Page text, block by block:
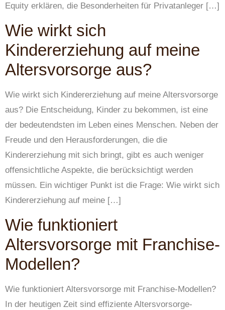
Equity erklären, die Besonderheiten für Privatanleger […]
Wie wirkt sich
Kindererziehung auf meine
Altersvorsorge aus?
Wie wirkt sich Kindererziehung auf meine Altersvorsorge
aus? Die Entscheidung, Kinder zu bekommen, ist eine
der bedeutendsten im Leben eines Menschen. Neben der
Freude und den Herausforderungen, die die
Kindererziehung mit sich bringt, gibt es auch weniger
offensichtliche Aspekte, die berücksichtigt werden
müssen. Ein wichtiger Punkt ist die Frage: Wie wirkt sich
Kindererziehung auf meine […]
Wie funktioniert
Altersvorsorge mit Franchise-
Modellen?
Wie funktioniert Altersvorsorge mit Franchise-Modellen?
In der heutigen Zeit sind effiziente Altersvorsorge-